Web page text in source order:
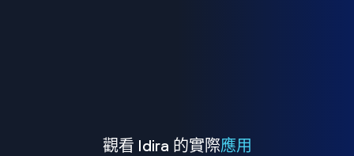
觀看 Idira 的實際應用